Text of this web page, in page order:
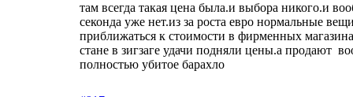
там всегда такая цена была.и выбора никого.и
секонда уже нет.из за роста евро нормальные
приближаться к стоимости в фирменных
стане в зигзаге удачи подняли цены.а продают
полностью убитое барахло